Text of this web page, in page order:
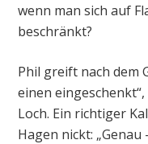
wenn man sich auf
beschränkt?
Phil greift nach dem
einen
Loch. Ein richtiger
Hagen nickt: